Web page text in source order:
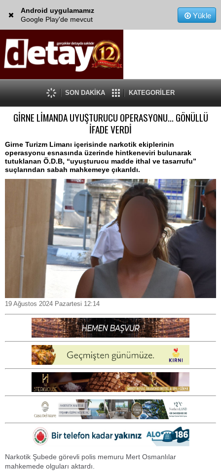
Android uygulamamız
Google Play'de mevcut
Yükle
SON DAKİKA KATEGORİLER
GİRNE LİMANDA UYUŞTURUCU OPERASYONU... GÖNÜLLÜ
İFADE VERDİ
Girne Turizm Limanı içerisinde narkotik ekiplerinin
operasyonu esnasında üzerinde hintkeneviri bulunarak
tutuklanan Ö.D.B, “uyuşturucu madde ithal ve tasarrufu”
suçlarından sabah mahkemeye çıkarıldı.
19 Ağustos 2024 Pazartesi 12:14
Narkotik Şubede görevli polis memuru Mert Osmanlılar
mahkemede olguları aktardı.